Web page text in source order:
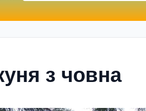
з човна